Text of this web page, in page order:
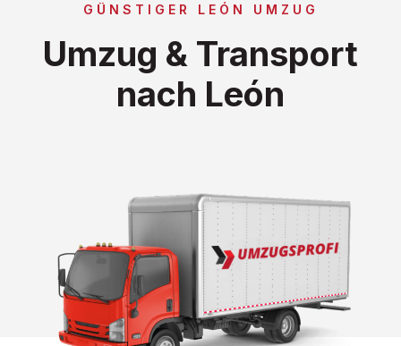
GÜNSTIGER LEÓN UMZUG
Umzug & Transport
nach León